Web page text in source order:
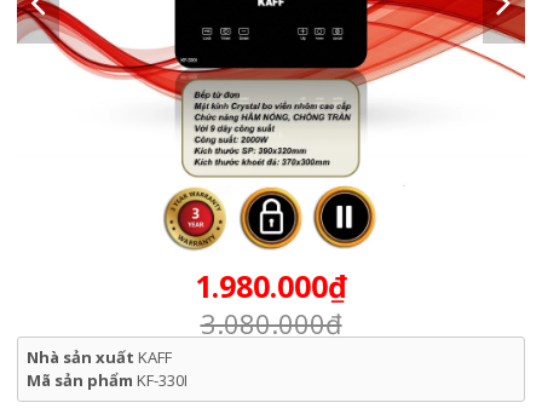
1.980.000₫
3.080.000₫
Nhà sản xuất KAFF
Mã sản phẩm KF-330I